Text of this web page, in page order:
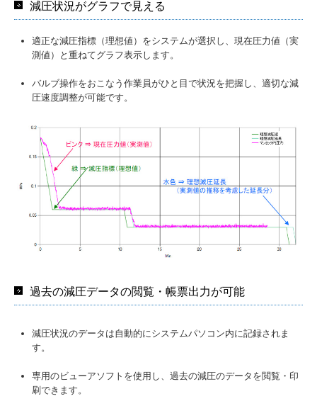
減圧状況がグラフで見える
適正な減圧指標（理想値）をシステムが選択し、現在圧力値（実
測値）と重ねてグラフ表示します。
バルブ操作をおこなう作業員がひと目で状況を把握し、適切な減
圧速度調整が可能です。
過去の減圧データの閲覧・帳票出力が可能
減圧状況のデータは自動的にシステムパソコン内に記録されま
す。
専用のビューアソフトを使用し、過去の減圧のデータを閲覧・印
刷できます。